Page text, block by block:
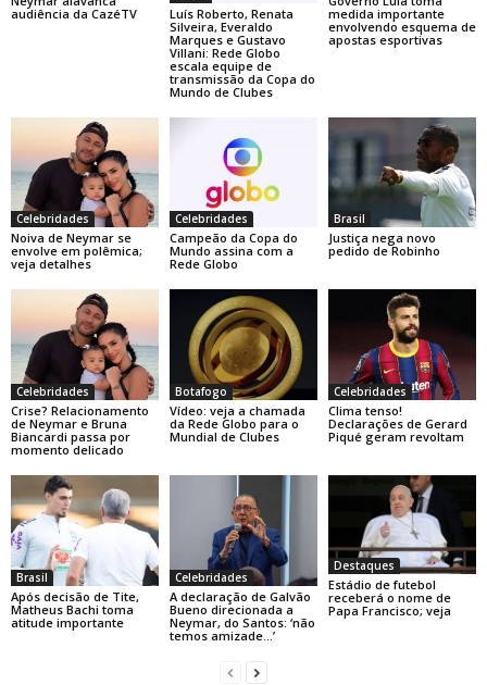
audiência da CazéTV
Luís Roberto, Renata
Silveira, Everaldo
Marques e Gustavo
Villani: Rede Globo
escala equipe de
transmissão da Copa do
Mundo de Clubes
medida importante
envolvendo esquema de
apostas esportivas
Celebridades
Noiva de Neymar se
envolve em polêmica;
veja detalhes
Celebridades
Campeão da Copa do
Mundo assina com a
Rede Globo
Brasil
Justiça nega novo
pedido de Robinho
Celebridades
Crise? Relacionamento
de Neymar e Bruna
Biancardi passa por
momento delicado
Botafogo
Vídeo: veja a chamada
da Rede Globo para o
Mundial de Clubes
Celebridades
Clima tenso!
Declarações de Gerard
Piqué geram revoltam
Brasil
Após decisão de Tite,
Matheus Bachi toma
atitude importante
Celebridades
A declaração de Galvão
Bueno direcionada a
Neymar, do Santos: ‘não
temos amizade…’
Destaques
Estádio de futebol
receberá o nome de
Papa Francisco; veja